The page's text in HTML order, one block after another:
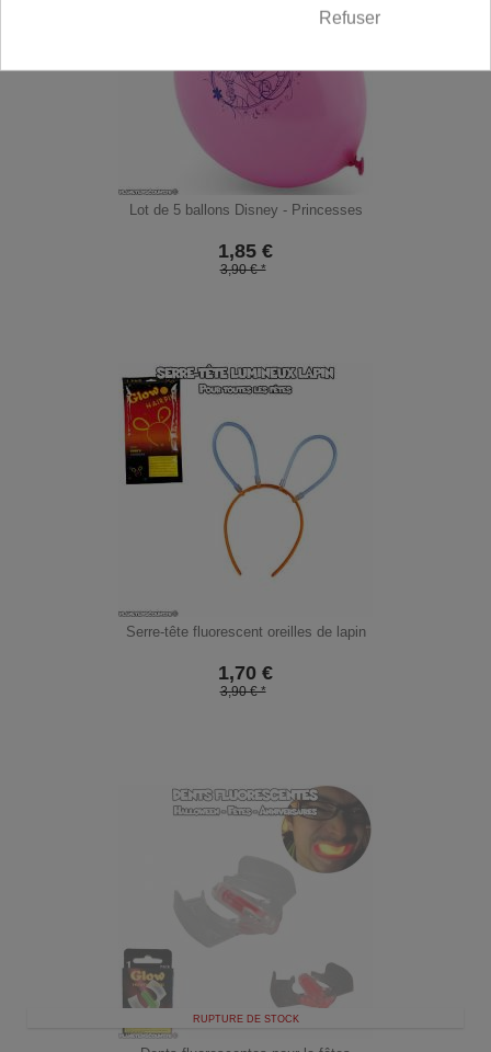
Lot de 5 ballons Disney - Princesses
1,85 €
3,90 € *
Serre-tête fluorescent oreilles de lapin
1,70 €
3,90 € *
RUPTURE DE STOCK
Refuser